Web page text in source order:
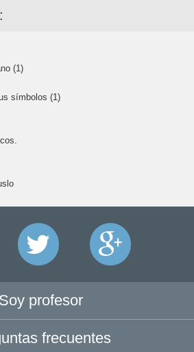
(1)
símbolos (1)
Soy profesor
frecuentes